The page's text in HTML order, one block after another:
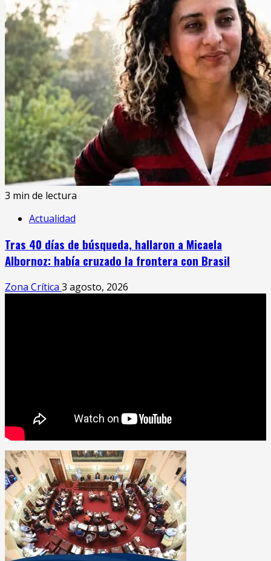
3 min de lectura
Actualidad
Tras 40 días de búsqueda, hallaron a Micaela
Albornoz: había cruzado la frontera con Brasil
Zona Crítica 3 agosto, 2026